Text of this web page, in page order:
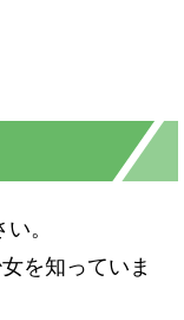
。
を知っていま